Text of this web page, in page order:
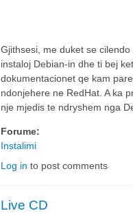
Gjithsesi, me duket se
instaloj Debian-in dhe ti bej
dokumentacionet qe kam
ndonjehere ne RedHat. A ka
nje mjedis te ndryshem nga
Forume:
Instalimi
Log in to post comments
Live CD